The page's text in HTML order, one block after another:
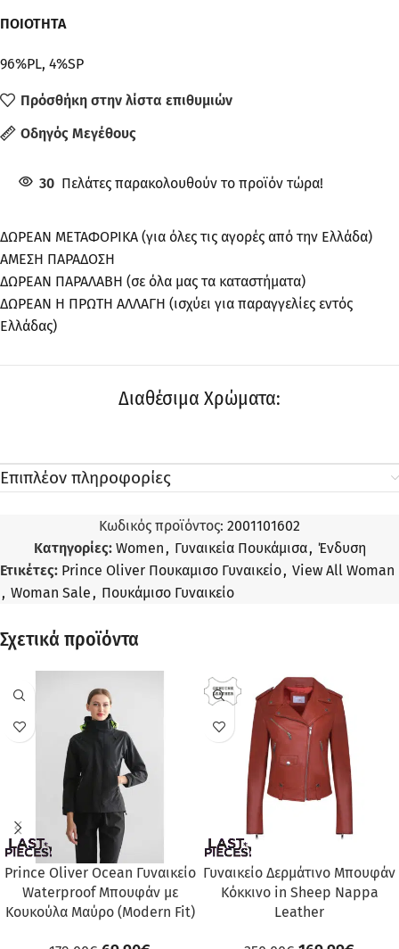
ΠΟΙΟΤΗΤΑ
96%PL, 4%SP
Πρόσθήκη στην λίστα επιθυμιών
Οδηγός Μεγέθους
30 Πελάτες παρακολουθούν το προϊόν τώρα!
ΔΩΡΕΑΝ ΜΕΤΑΦΟΡΙΚΑ (για όλες τις αγορές από την Ελλάδα)
ΑΜΕΣΗ ΠΑΡΑΔΟΣΗ
ΔΩΡΕΑΝ ΠΑΡΑΛΑΒΗ (σε όλα μας τα καταστήματα)
ΔΩΡΕΑΝ Η ΠΡΩΤΗ ΑΛΛΑΓΗ (ισχύει για παραγγελίες εντός
Ελλάδας)
Διαθέσιμα Χρώματα:
Επιπλέον πληροφορίες
Κωδικός προϊόντος: 2001101602
Κατηγορίες: Women, Γυναικεία Πουκάμισα, Ένδυση
Ετικέτες: Prince Oliver Πουκαμισο Γυναικείο, View All Woman
, Woman Sale, Πουκάμισο Γυναικείο
Σχετικά προϊόντα
Prince Oliver Ocean Γυναικείο
Waterproof Μπουφάν με
Κουκούλα Μαύρο (Modern Fit)
ΠΡΟΣΦΟΡΆ
Γυναικείο Δερμάτινο Μπουφάν
Κόκκινο in Sheep Nappa
Leather